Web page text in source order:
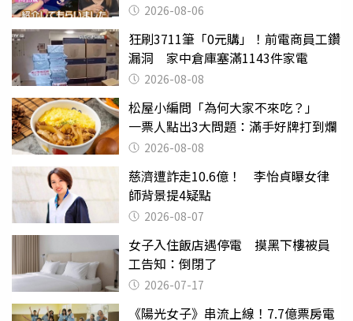
2026-08-06
狂刷3711筆「0元購」！前電商員工鑽
漏洞 家中倉庫塞滿1143件家電
2026-08-08
松屋小編問「為何大家不來吃？」
一票人點出3大問題：滿手好牌打到爛
2026-08-08
慈濟遭詐走10.6億！ 李怡貞曝女律
師背景提4疑點
2026-08-07
女子入住飯店遇停電 摸黑下樓被員
工告知：倒閉了
2026-07-17
《陽光女子》串流上線！7.7億票房電